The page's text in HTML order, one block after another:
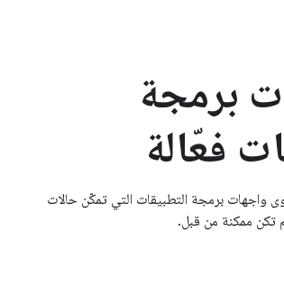
برمجة
فعّالة
واجهات برمجة التطبيقات التي تمكّن حالات
تكن ممكنة من قبل.